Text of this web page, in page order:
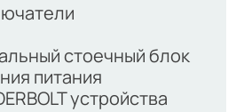
стоечный блок
питания
устройства